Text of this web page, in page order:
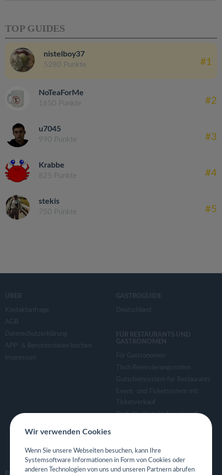
TOP GUIDES
nistelboy37
5280 Punkte #1
NoTeaForMe
1650 Punkte #2
u7045
990 Punkte #3
Krabbe
825 Punkte #4
stekis
750 Punkte #5
ÜBER
Kontaktanfrage
AGB
Datenschutzerklärung
APP- & Benutzerdaten löschen
Impressum
GASTROGUIDE
Deutschland
FÜR RESTAURANTS UND
GASTRONOMEN
Für Gastronomen
Tisch Reservierungsystem
Gutscheinsystem für Restaurants
Event- und Ticketsystem mit
Ticketverkauf
Bestellsystem Lieferung und
Eigene App für Restaurant
Wir verwenden Cookies
Wenn Sie unsere Webseiten besuchen, kann Ihre
Systemsoftware Informationen in Form von Cookies oder
anderen Technologien von uns und unseren Partnern abrufen